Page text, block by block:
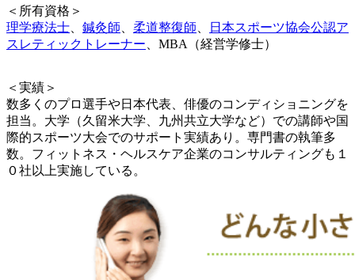
＜所有資格＞
理学療法士
鍼灸師 柔道整復師
日本スポーツ協会公認ア
スレティックトレーナー 、MBA（経営学修士）
＜実績＞
数多くのプロ選手や日本代表、俳優のコンディショニングを
担当。大学（久留米大学、九州共立大学など）での講師や国
際的スポーツ大会でのサポート実績あり。専門書の執筆多
数。フィットネス・ヘルスケア企業のコンサルティングも１
０社以上実施している。